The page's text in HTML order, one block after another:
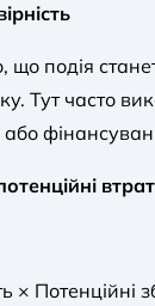
що подія
Тут часто
або
× Потенційні